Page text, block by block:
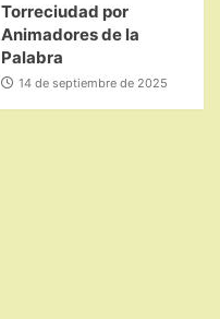
Torreciudad por
Animadores de la
Palabra
14 de septiembre de 2025